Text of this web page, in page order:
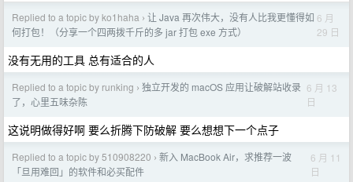
Replied to a topic by ko1haha › 让 Java 再次伟大，没有人比我更懂得如
何打包！（分享一个四两拨千斤的多 jar 打包 exe 方式）
6 月
29 日
没有无用的工具 总有适合的人
Replied to a topic by runking › 独立开发的 macOS 应用让破解站收录
了，心里五味杂陈
6 月 13
日
这说明做得好啊 要么折腾下防破解 要么想想下一个点子
Replied to a topic by 510908220 › 新入 MacBook Air，求推荐一波
「旦用难回」的软件和必买配件
6 月 11
日